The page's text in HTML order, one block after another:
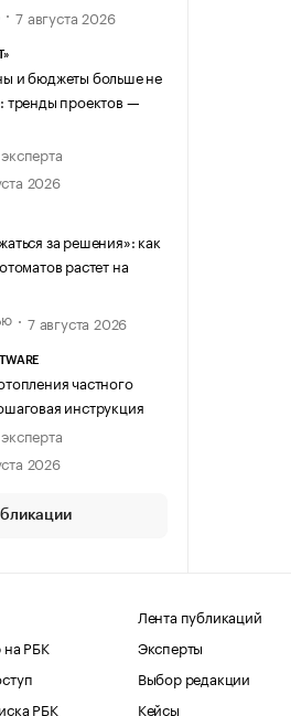
7 августа 2026
и бюджеты больше не
тренды проектов —
2026
за решения»: как
растет на
7 августа 2026
частного
инструкция
2026
на РБК
РБК
Лента публикаций
Эксперты
Выбор редакции
Кейсы